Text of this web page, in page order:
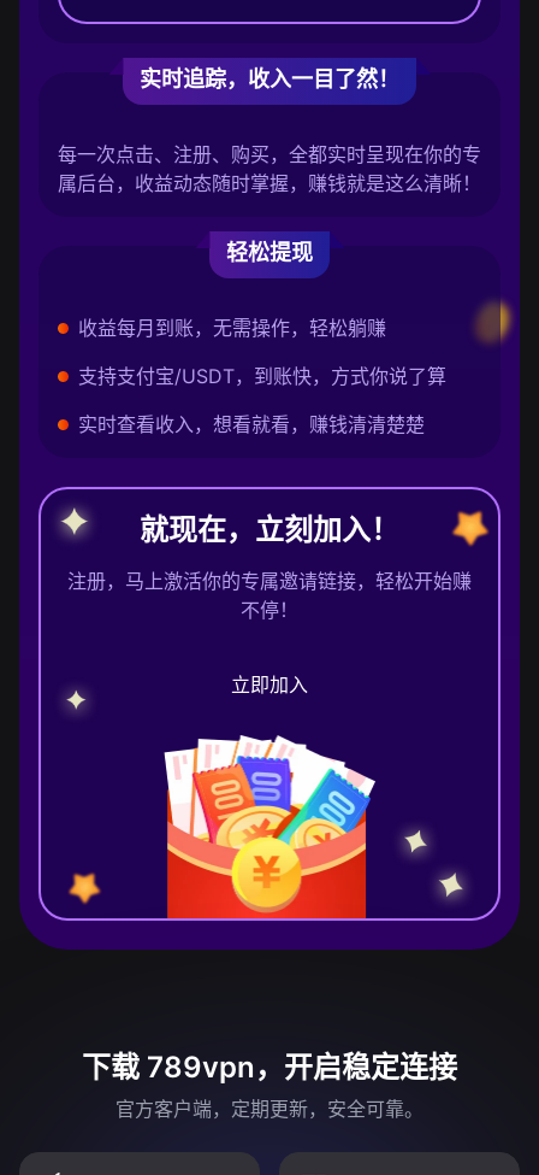
实时追踪，收入一目了然！
每一次点击、注册、购买，全都实时呈现在你的专
属后台，收益动态随时掌握，赚钱就是这么清晰！
轻松提现
收益每月到账，无需操作，轻松躺赚
支持支付宝/USDT，到账快，方式你说了算
实时查看收入，想看就看，赚钱清清楚楚
就现在，立刻加入！
注册，马上激活你的专属邀请链接，轻松开始赚
不停！
立即加入
下载 789vpn，开启稳定连接
官方客户端，定期更新，安全可靠。